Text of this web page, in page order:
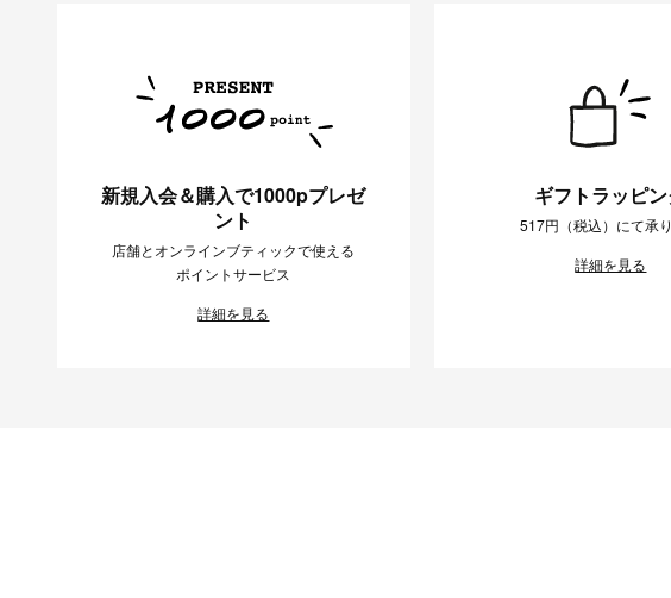
新規入会＆購入で1000pプレゼ
ント
店舗とオンラインブティックで使える
ポイントサービス
詳細を見る
ギフトラッピ
517円（税込）にて承
詳細を見る